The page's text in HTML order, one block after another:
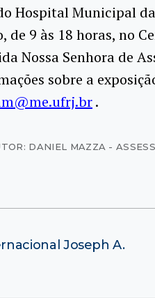
Hospital Municipal
de 9 às 18 horas, no
Nossa Senhora de
sobre a
.
DANIEL MAZZA -
Joseph A.